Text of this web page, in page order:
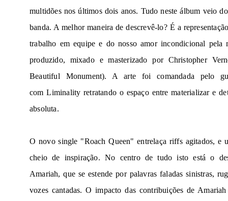
multidões nos últimos dois anos. Tudo neste álbum veio
banda. A melhor maneira de descrevê-lo? É a
trabalho em equipe e do nosso amor incondicional pela
produzido, mixado e masterizado por Christopher
Beautiful Monument). A arte foi comandada pelo
com Liminality retratando o espaço entre materializar e
absoluta.
O novo single "Roach Queen" entrelaça riffs agitados, e
cheio de inspiração. No centro de tudo isto está o
Amariah, que se estende por palavras faladas sinistras,
vozes cantadas. O impacto das contribuições de